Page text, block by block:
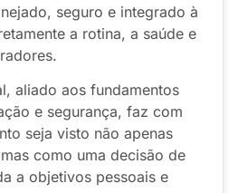
seguro e integrado à
a rotina, a saúde e
aliado aos fundamentos
e segurança, faz com
seja visto não apenas
como uma decisão de
a objetivos pessoais e